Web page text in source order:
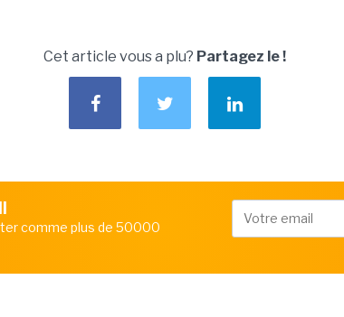
Cet article vous a plu? Partagez le !
comme plus de 50000